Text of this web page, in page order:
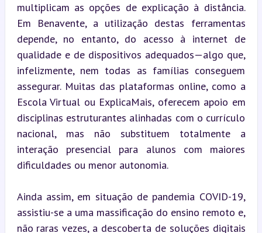
multiplicam as opções de explicação à distância.
Em Benavente, a utilização destas ferramentas
depende, no entanto, do acesso à internet de
qualidade e de dispositivos adequados—algo que,
infelizmente, nem todas as famílias conseguem
assegurar. Muitas das plataformas online, como a
Escola Virtual ou ExplicaMais, oferecem apoio em
disciplinas estruturantes alinhadas com o currículo
nacional, mas não substituem totalmente a
interação presencial para alunos com maiores
dificuldades ou menor autonomia.
Ainda assim, em situação de pandemia COVID-19,
assistiu-se a uma massificação do ensino remoto e,
não raras vezes, a descoberta de soluções digitais